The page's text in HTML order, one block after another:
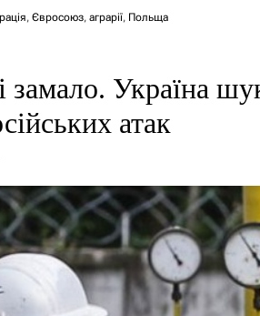
, Євросоюз, аграрії, Польща
замало. Україна
атак